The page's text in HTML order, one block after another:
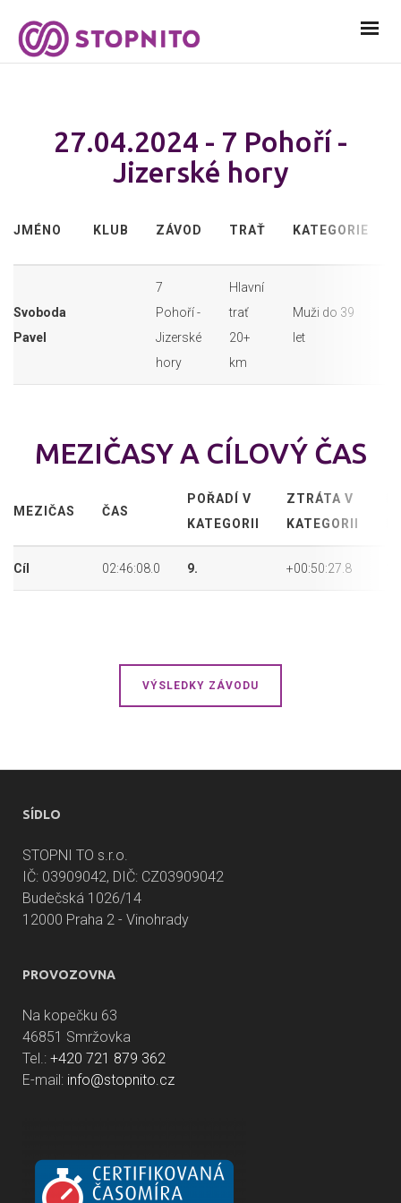
27.04.2024 - 7 Pohoří -
Jizerské hory
JMÉNO KLUB ZÁVOD TRAŤ KATEGORIE
Svoboda
Pavel
7
Pohoří -
Jizerské
hory
Hlavní
trať
20+
km
Muži do 39
let
MEZIČASY A CÍLOVÝ ČAS
MEZIČAS ČAS
POŘADÍ V
KATEGORII
ZTRÁTA V
KATEGORII
Cíl 02:46:08.0 9. +00:50:27.8
VÝSLEDKY ZÁVODU
SÍDLO
STOPNI TO s.r.o.
IČ: 03909042, DIČ: CZ03909042
Budečská 1026/14
12000 Praha 2 - Vinohrady
PROVOZOVNA
Na kopečku 63
46851 Smržovka
Tel.: +420 721 879 362
E-mail: info@stopnito.cz